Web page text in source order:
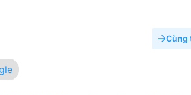
Cùng